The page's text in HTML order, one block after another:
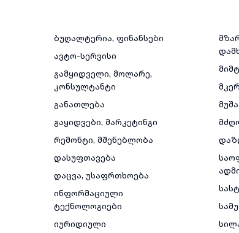
ბუღალტერია, ფინანსები
ავტო-სერვისი
გამყიდველი, მოლარე,
კონსულტანტი
განათლება
გაყიდვები, მარკეტინგი
რემონტი, მშენებლობა
დასუფთავება
დაცვა, უსაფრთხოება
ინფორმაციული
ტექნოლოგიები
იურიდიული